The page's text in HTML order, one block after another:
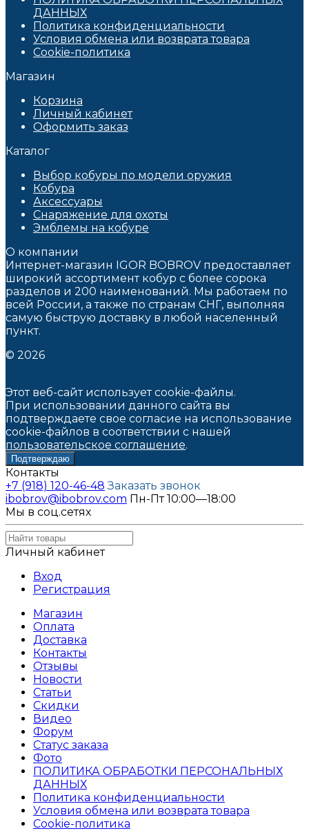
ДАННЫХ​
Политика конфиденциальности
Условия обмена или возврата товара
Cookie-политика
Магазин
Корзина
Личный кабинет
Оформить заказ
Каталог
Выбор кобуры по модели оружия
Кобура
Аксессуары
Снаряжение для охоты
Эмблемы на кобуре
О компании
Интернет-магазин IGOR BOBROV предоставляет
широкий ассортимент кобур c более сорока
разделов и 200 наименований. Мы работаем по
всей России, а также по странам СНГ, выполняя
самую быструю доставку в любой населенный
пункт.
© 2026
Этот веб-сайт использует cookie-файлы.
При использовании данного сайта вы
подтверждаете свое согласие на использование
cookie-файлов в соответствии с нашей
пользовательское соглашение.
Подтверждаю
Контакты
+7 (918) 120-46-48 Заказать звонок
ibobrov@ibobrov.com Пн-Пт 10:00—18:00
Мы в соц.сетях
Личный кабинет
Вход
Регистрация
Магазин
Оплата
Доставка
Контакты
Отзывы
Новости
Статьи
Скидки
Видео
Форум
Статус заказа
Фото
ПОЛИТИКА ОБРАБОТКИ ПЕРСОНАЛЬНЫХ
ДАННЫХ​
Политика конфиденциальности
Условия обмена или возврата товара
Cookie-политика